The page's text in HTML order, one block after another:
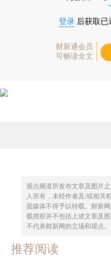
登录 后获取已
财新通会员
可畅读全文
观点频道所发布文章及图片
人所有，未经作者及/或相关
面媒体不得予以转载。财新
载授权并不包括上述文章及
不代表财新网的立场和观点。
推荐阅读